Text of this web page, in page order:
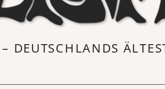
DEUTSCHLANDS